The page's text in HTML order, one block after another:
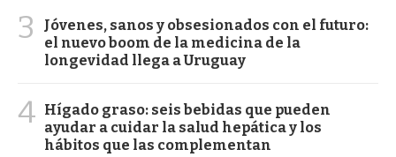
3
Jóvenes, sanos y obsesionados con el futuro:
el nuevo boom de la medicina de la
longevidad llega a Uruguay
4 Hígado graso: seis bebidas que pueden
ayudar a cuidar la salud hepática y los
hábitos que las complementan